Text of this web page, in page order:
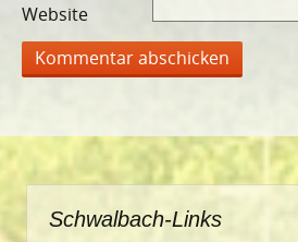
Website
Schwalbach-Links